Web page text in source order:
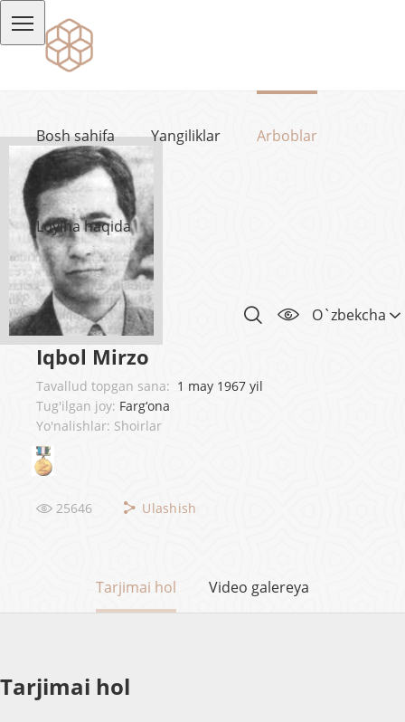
Bosh sahifa Yangiliklar Arboblar
Loyiha haqida
O`zbekcha
Iqbol Mirzo
Tavallud topgan sana: 1 may 1967 yil
Tug'ilgan joy: Farg‘ona
Yo'nalishlar: Shoirlar
25646 Ulashish
Tarjimai hol Video galereya
Tarjimai hol